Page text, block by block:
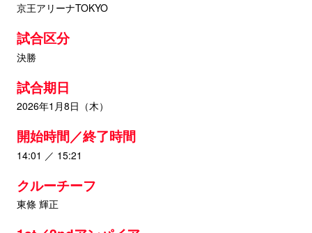
京王アリーナTOKYO
試合区分
決勝
試合期日
2026年1月8日（木）
開始時間／終了時間
14:01 ／ 15:21
クルーチーフ
東條 輝正